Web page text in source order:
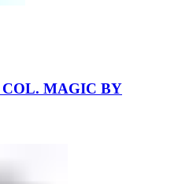
MAGIC BY